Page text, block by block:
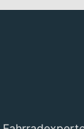
XR